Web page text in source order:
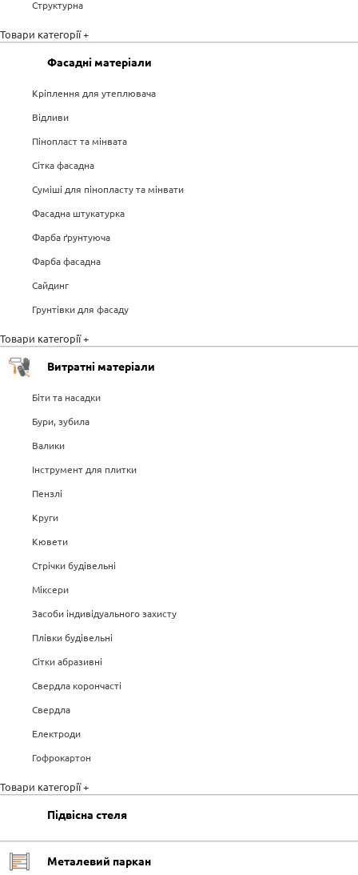
Структурна
Товари категорії +
Фасадні матеріали
Кріплення для утеплювача
Відливи
Пінопласт та мінвата
Сітка фасадна
Суміші для пінопласту та мінвати
Фасадна штукатурка
Фарба ґрунтуюча
Фарба фасадна
Сайдинг
Грунтівки для фасаду
Товари категорії +
Витратні матеріали
Біти та насадки
Бури, зубила
Валики
Інструмент для плитки
Пензлі
Круги
Кювети
Стрічки будівельні
Міксери
Засоби індивідуального захисту
Плівки будівельні
Сітки абразивні
Свердла корончасті
Свердла
Електроди
Гофрокартон
Товари категорії +
Підвісна стеля
Металевий паркан